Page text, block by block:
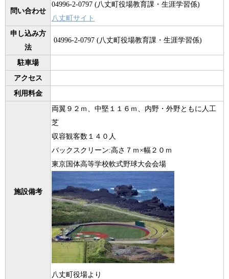
問い合わせ
04996-2-0797 (八丈町役場教育課・生涯学習係)
八丈町サイト
申し込み方
法
04996-2-0797 (八丈町役場教育課・生涯学習係)
駐車場
アクセス
利用料金
施設備考
両翼９２ｍ、中堅１１６ｍ、内野・外野ともに人工
芝
収容観客数１４０人
バックスクリーン:高さ７ｍ×幅２０ｍ
東京国体高等学校軟式野球大会会場
八丈町役場より